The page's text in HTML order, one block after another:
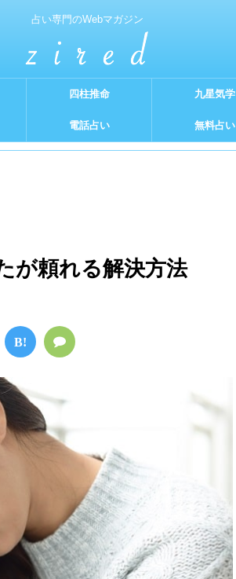
占い専門のWebマガジン
四柱推命 九星気学
電話占い 無料占い
が頼れる解決方法
B!